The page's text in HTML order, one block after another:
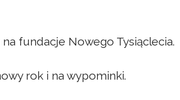
fundacje Nowego Tysiąclecia.
rok i na wypominki.